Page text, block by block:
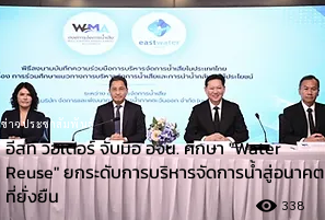
อีสท์ วอเตอร์ จับมือ อจน. ศึกษา "Water
Reuse" ยกระดับการบริหารจัดการน้ำสู่อนาคต
ที่ยั่งยืน
338
ข่าวประชาสัมพันธ์